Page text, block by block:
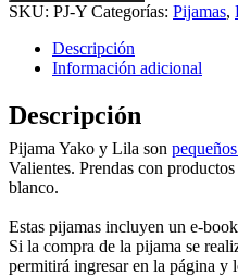
SKU: PJ-Y Categorías: Pijamas,
Descripción
Información adicional
Descripción
Pijama Yako y Lila son
Valientes. Prendas con
blanco.
Estas pijamas incluyen un e-
Si la compra de la pijama se
permitirá ingresar en la página y